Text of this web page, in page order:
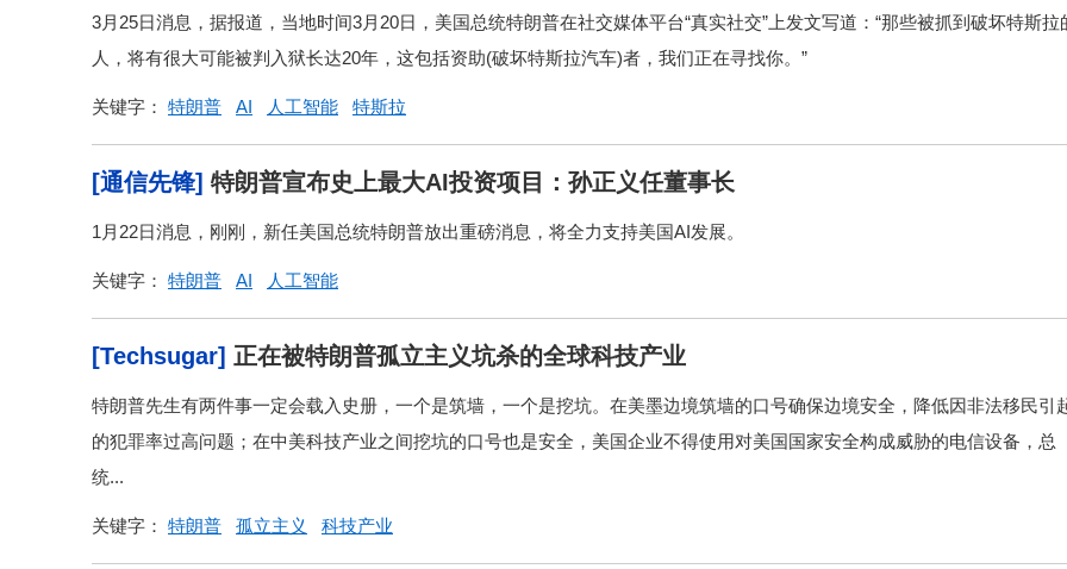
3月25日消息，据报道，当地时间3月20日，美国总统特朗普在社交媒体平台“真实社交”上发文写道：“那些被抓到破坏特斯拉
人，将有很大可能被判入狱长达20年，这包括资助(破坏特斯拉汽车)者，我们正在寻找你。”
关键字： 特朗普 AI 人工智能 特斯拉
[通信先锋] 特朗普宣布史上最大AI投资项目：孙正义任董事长
1月22日消息，刚刚，新任美国总统特朗普放出重磅消息，将全力支持美国AI发展。
关键字： 特朗普 AI 人工智能
[Techsugar] 正在被特朗普孤立主义坑杀的全球科技产业
特朗普先生有两件事一定会载入史册，一个是筑墙，一个是挖坑。在美墨边境筑墙的口号确保边境安全，降低因非法移民引
的犯罪率过高问题；在中美科技产业之间挖坑的口号也是安全，美国企业不得使用对美国国家安全构成威胁的电信设备，总
统...
关键字： 特朗普 孤立主义 科技产业